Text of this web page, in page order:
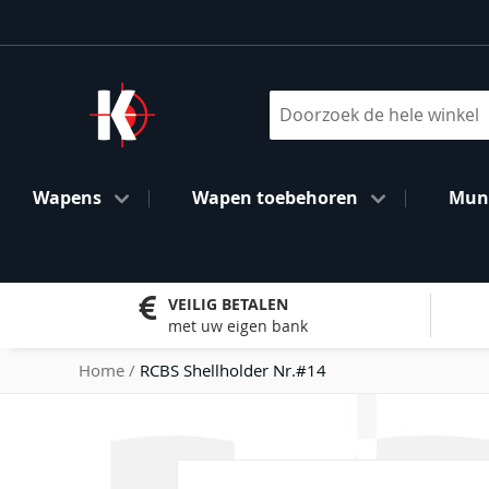
naar
inhoud
Wapens Wapen toebehoren
VEILIG BETALEN
met uw eigen bank
Home RCBS Shellholder Nr.#14